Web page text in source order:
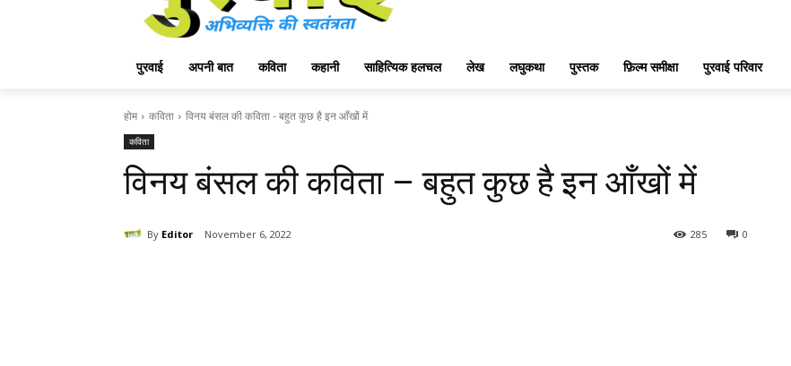
पुरवाई अपनी बात कविता कहानी साहित्यिक हलचल लेख लघुकथा पुस्तक फ़िल्म समीक्षा पुरवाई परिवार
होम कविता विनय बंसल की कविता - बहुत कुछ है इन आँखों में
कविता
विनय बंसल की कविता – बहुत कुछ है इन आँखों में
By Editor November 6, 2022 0
285